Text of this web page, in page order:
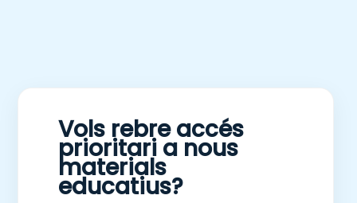
Vols rebre accés
prioritari a nous
materials
educatius?